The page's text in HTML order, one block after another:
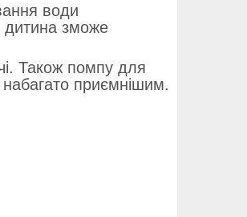
води
дитина зможе
Також помпу для
набагато приємнішим.